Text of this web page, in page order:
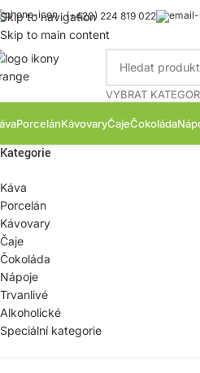
Skip to navigation
Skip to main content
(+420) 224 819 022
VYBRAT
PorcelánKávovaryČajeČokoláda
Kategorie
Káva
Porcelán
Kávovary
Čaje
Čokoláda
Nápoje
Trvanlivé
Alkoholické
Speciální kategorie